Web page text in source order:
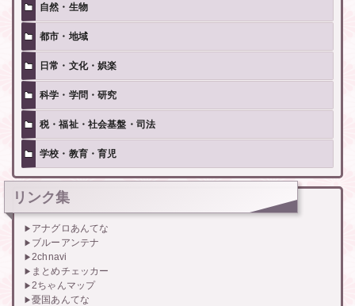
自然・生物
都市・地域
日常・文化・娯楽
科学・学問・研究
税・福祉・社会基盤・司法
学校・教育・育児
リンク集
アナグロあんてな
ブルーアンテナ
2chnavi
まとめチェッカー
2ちゃんマップ
憂国あんてな